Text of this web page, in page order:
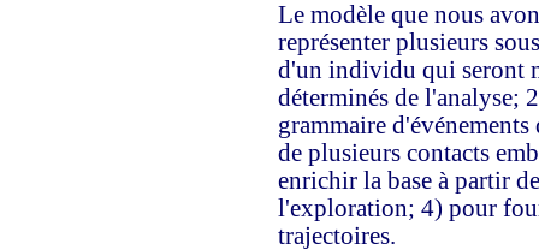
Le modèle que nous
représenter plusieurs
d'un individu qui seront
déterminés de l'analyse;
grammaire
de plusieurs contacts
enrichir la base à partir
l'exploration; 4) pour
trajectoires.